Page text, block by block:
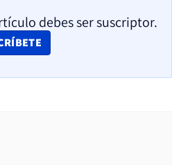
debes ser suscriptor.
IN NEW WINDOW